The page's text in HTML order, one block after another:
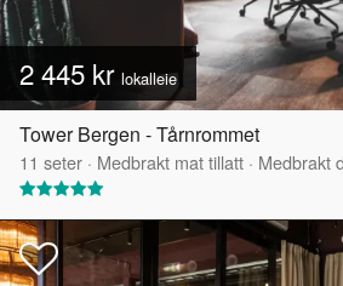
2 445 kr lokalleie
Tower Bergen - Tårnrommet
11 seter · Medbrakt mat tillatt · Medbrakt